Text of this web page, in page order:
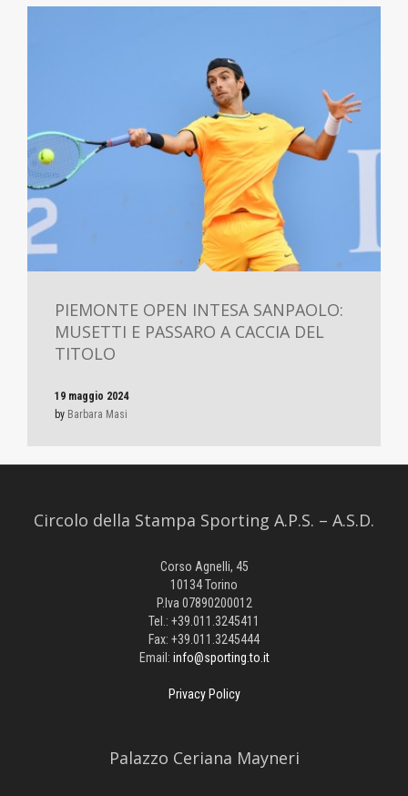
PIEMONTE OPEN INTESA SANPAOLO:
MUSETTI E PASSARO A CACCIA DEL
TITOLO
19 maggio 2024
by Barbara Masi
Circolo della Stampa Sporting A.P.S. – A.S.D.
Corso Agnelli, 45
10134 Torino
P.Iva 07890200012
Tel.: +39.011.3245411
Fax: +39.011.3245444
Email: info@sporting.to.it
Privacy Policy
Palazzo Ceriana Mayneri